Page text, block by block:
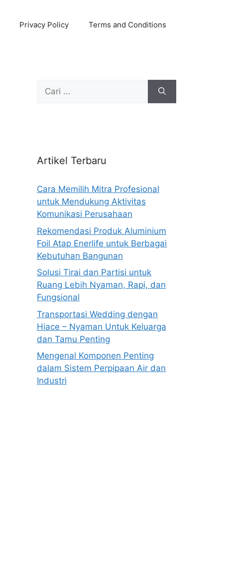
Privacy Policy Terms and Conditions
Cari
Artikel Terbaru
Cara Memilih Mitra Profesional
untuk Mendukung Aktivitas
Komunikasi Perusahaan
Rekomendasi Produk Aluminium
Foil Atap Enerlife untuk Berbagai
Kebutuhan Bangunan
Solusi Tirai dan Partisi untuk
Ruang Lebih Nyaman, Rapi, dan
Fungsional
Transportasi Wedding dengan
Hiace – Nyaman Untuk Keluarga
dan Tamu Penting
Mengenal Komponen Penting
dalam Sistem Perpipaan Air dan
Industri